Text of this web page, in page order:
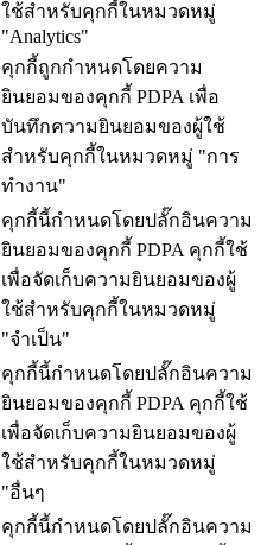
ใช้สำหรับคุกกี้ในหมวดหมู่
"Analytics"
คุกกี้ถูกกำหนดโดยความ
ยินยอมของคุกกี้ PDPA เพื่อ
บันทึกความยินยอมของผู้ใช้
สำหรับคุกกี้ในหมวดหมู่ "การ
ทำงาน"
คุกกี้นี้กำหนดโดยปลั๊กอินความ
ยินยอมของคุกกี้ PDPA คุกกี้ใช้
เพื่อจัดเก็บความยินยอมของผู้
ใช้สำหรับคุกกี้ในหมวดหมู่
"จำเป็น"
คุกกี้นี้กำหนดโดยปลั๊กอินความ
ยินยอมของคุกกี้ PDPA คุกกี้ใช้
เพื่อจัดเก็บความยินยอมของผู้
ใช้สำหรับคุกกี้ในหมวดหมู่
"อื่นๆ
คุกกี้นี้กำหนดโดยปลั๊กอินความ